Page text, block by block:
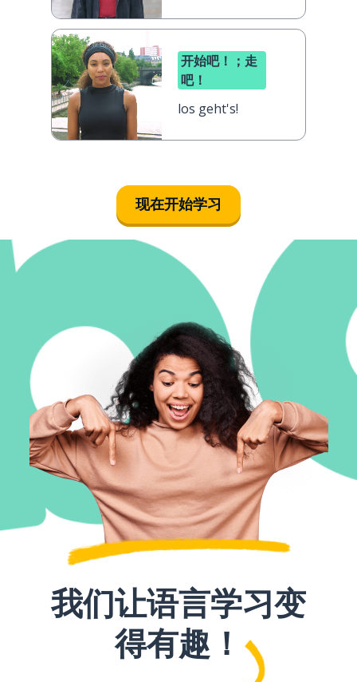
开始吧！；走
吧！
los geht's!
现在开始学习
我们让语言学习变
得有趣！